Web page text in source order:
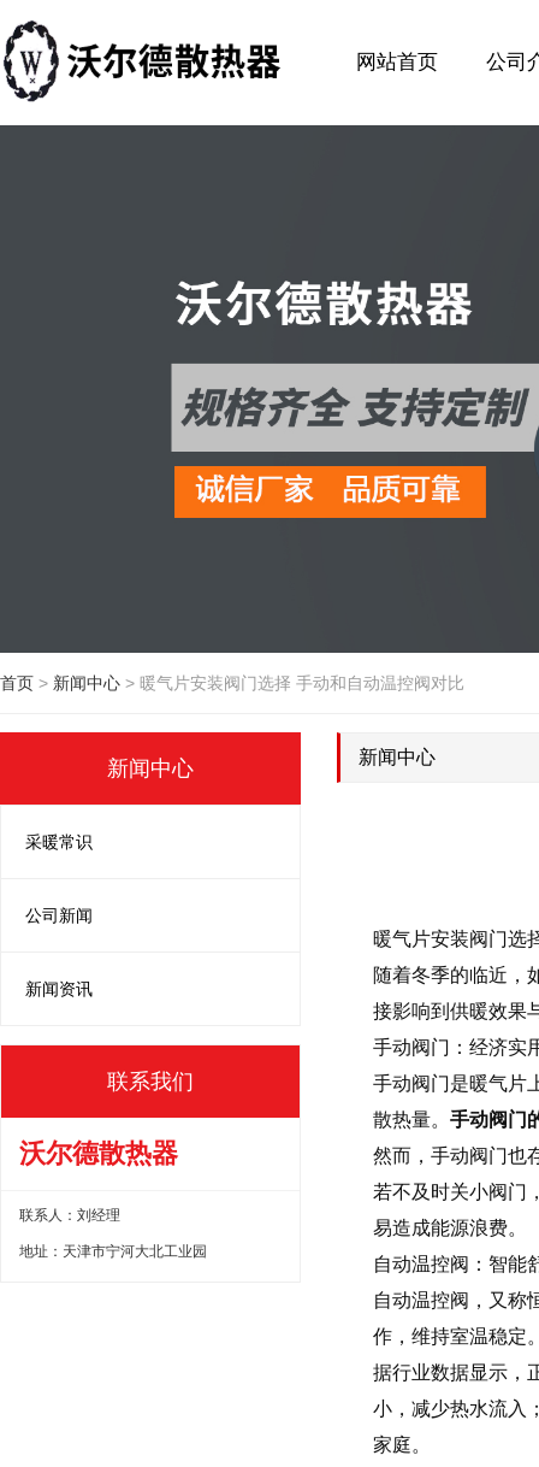
网站首页 公司
首页 > 新闻中心 > 暖气片安装阀门选择 手动和自动温控阀对比
新闻中心
采暖常识
公司新闻
新闻资讯
联系我们
沃尔德散热器
联系人：刘经理
地址：天津市宁河大北工业园
新闻中心
暖气片安装阀门选
随着冬季的临近，
接影响到供暖效果
手动阀门：经济实
手动阀门是暖气片
散热量。 手动阀门
然而，手动阀门也
若不及时关小阀门
易造成能源浪费。
自动温控阀：智能
自动温控阀，又称
作，维持室温稳定
据行业数据显示，
小，减少热水流入
家庭。